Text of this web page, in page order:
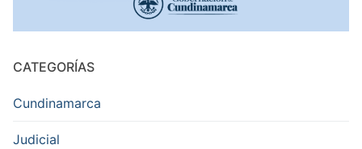
CATEGORÍAS
Cundinamarca
Judicial